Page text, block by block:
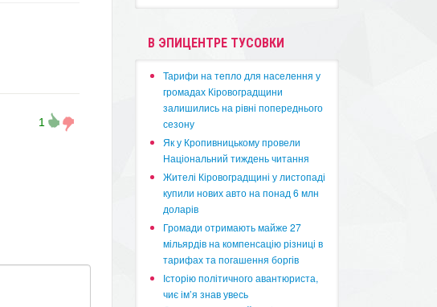
1
В ЭПИЦЕНТРЕ ТУСОВКИ
​Тарифи на тепло для населення у
громадах Кіровоградщини
залишились на рівні попереднього
сезону
​Як у Кропивницькому провели
Національний тиждень читання
​Жителі Кіровоградщині у листопаді
купили нових авто на понад 6 млн
доларів
​Громади отримають майже 27
мільярдів на компенсацію різниці в
тарифах та погашення боргів
Історію політичного авантюриста,
чиє ім’я знав увесь